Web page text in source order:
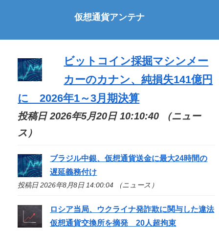
仮想通貨アンテナ
ビットコイン採掘マシンメー
カーのカナン、純損失141億円
に 2026年1～3月期決算
投稿日 2026年5月20日 10:10:40 （ニュー
ス）
ブラジル中銀、仮想通貨送金に最大24時間の
遅延義務付け
投稿日 2026年8月8日 14:00:04 （ニュース）
ロシア当局、ウクライナ発詐欺に関与した違法
仮想通貨交換所を摘発 20人超拘束